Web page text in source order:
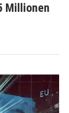
Millionen